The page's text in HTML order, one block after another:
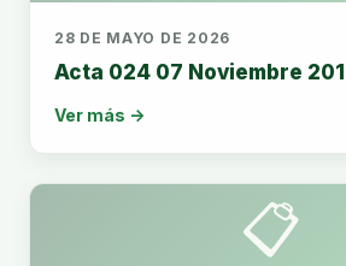
28 DE MAYO DE 2026
Acta 024 07 Noviembre
Ver más →
📋